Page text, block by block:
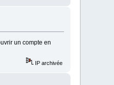
un compte en
IP archivée